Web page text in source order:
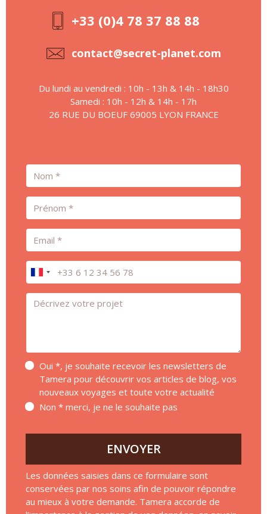
+33 (0)4 78 37 88 88
contact@secret-planet.com
Du lundi au vendredi : 10h - 13h & 14h - 18h30
Samedi : 10h - 12h & 14h - 17h
26 RUE DU BOEUF 69005 LYON FRANCE
Nom
Prénom
Email
Téléphone
Message *
Oui *, je souhaite recevoir les newsletters de
Tamera pour découvrir vos articles de blog, vos
nouveaux voyages et toute votre actualité
Non * merci, je ne le souhaite pas
ENVOYER
Les données saisies dans ce formulaire sont
conservées par nos soins afin de pouvoir répondre
au mieux à votre demande. Tamera accorde de